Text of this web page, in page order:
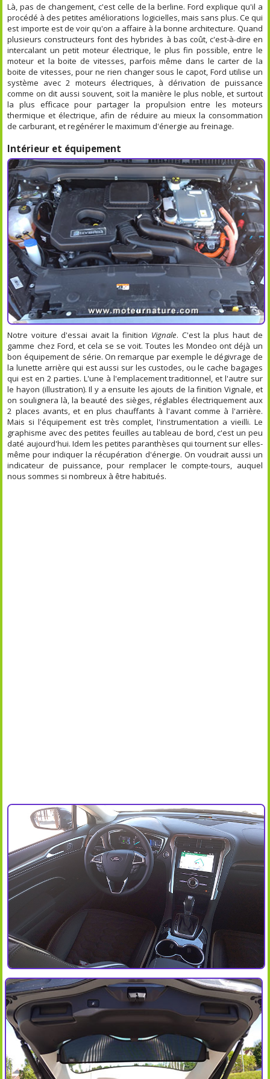
Là, pas de changement, c'est celle de la berline. Ford explique qu'il a
procédé à des petites améliorations logicielles, mais sans plus. Ce qui
est importe est de voir qu'on a affaire à la bonne architecture. Quand
plusieurs constructeurs font des hybrides à bas coût, c'est-à-dire en
intercalant un petit moteur électrique, le plus fin possible, entre le
moteur et la boite de vitesses, parfois même dans le carter de la
boite de vitesses, pour ne rien changer sous le capot, Ford utilise un
système avec 2 moteurs électriques, à dérivation de puissance
comme on dit aussi souvent, soit la manière le plus noble, et surtout
la plus efficace pour partager la propulsion entre les moteurs
thermique et électrique, afin de réduire au mieux la consommation
de carburant, et regénérer le maximum d'énergie au freinage.
Intérieur et équipement
Notre voiture d'essai avait la finition Vignale. C'est la plus haut de
gamme chez Ford, et cela se se voit. Toutes les Mondeo ont déjà un
bon équipement de série. On remarque par exemple le dégivrage de
la lunette arrière qui est aussi sur les custodes, ou le cache bagages
qui est en 2 parties. L'une à l'emplacement traditionnel, et l'autre sur
le hayon (illustration). Il y a ensuite les ajouts de la finition Vignale, et
on soulignera là, la beauté des sièges, réglables électriquement aux
2 places avants, et en plus chauffants à l'avant comme à l'arrière.
Mais si l'équipement est très complet, l'instrumentation a vieilli. Le
graphisme avec des petites feuilles au tableau de bord, c'est un peu
daté aujourd'hui. Idem les petites paranthèses qui tournent sur elles-
même pour indiquer la récupération d'énergie. On voudrait aussi un
indicateur de puissance, pour remplacer le compte-tours, auquel
nous sommes si nombreux à être habitués.